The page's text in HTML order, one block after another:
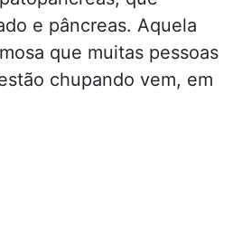
e pâncreas. Aquela
que muitas pessoas
chupando vem, em